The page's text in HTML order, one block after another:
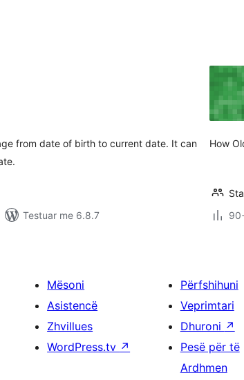
from date of birth to current date. It can
Testuar me 6.8.7
How
Mësoni
Asistencë
Zhvillues
WordPress.tv ↗
Përfshihuni
Veprimtari
Dhuroni ↗
Pesë për të
Ardhmen